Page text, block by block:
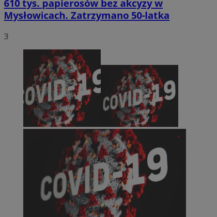
610 tys. papierosów bez akcyzy w
Mysłowicach. Zatrzymano 50-latka
3